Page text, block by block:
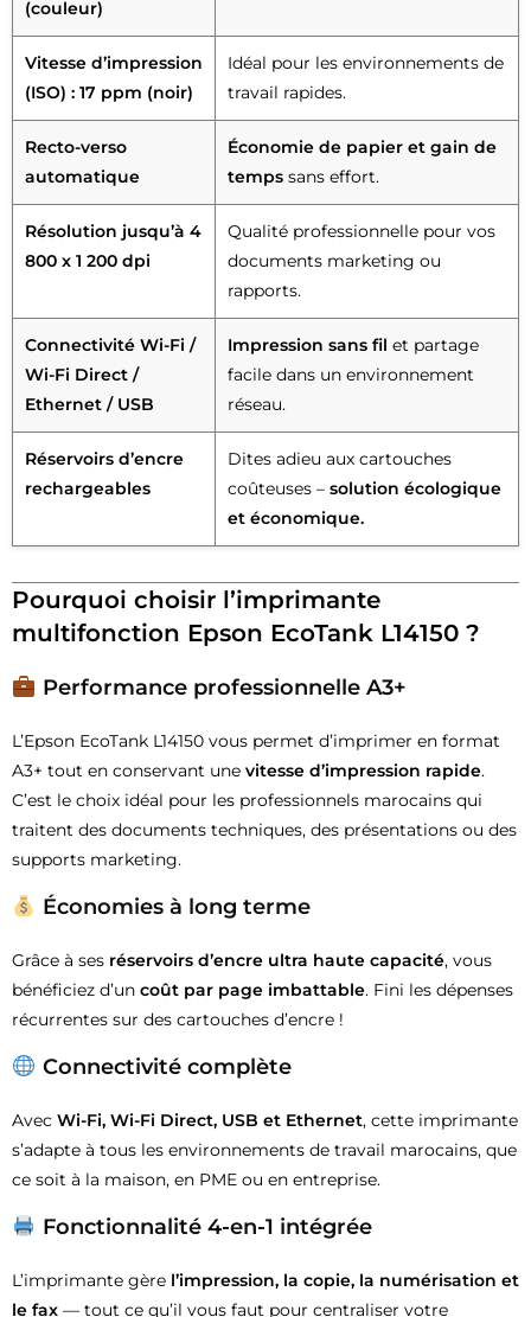
(couleur)
Vitesse d’impression
(ISO) : 17 ppm (noir)
Idéal pour les environnements de
travail rapides.
Recto-verso
automatique
Économie de papier et gain de
temps sans effort.
Résolution jusqu’à 4
800 x 1 200 dpi
Qualité professionnelle pour vos
documents marketing ou
rapports.
Connectivité Wi-Fi /
Wi-Fi Direct /
Ethernet / USB
Impression sans fil et partage
facile dans un environnement
réseau.
Réservoirs d’encre
rechargeables
Dites adieu aux cartouches
coûteuses – solution écologique
et économique.
Pourquoi choisir l’imprimante
multifonction Epson EcoTank L14150 ?
Performance professionnelle A3+
L’Epson EcoTank L14150 vous permet d’imprimer en format
A3+ tout en conservant une vitesse d’impression rapide.
C’est le choix idéal pour les professionnels marocains qui
traitent des documents techniques, des présentations ou des
supports marketing.
Économies à long terme
Grâce à ses réservoirs d’encre ultra haute capacité, vous
bénéficiez d’un coût par page imbattable. Fini les dépenses
récurrentes sur des cartouches d’encre !
Connectivité complète
Avec Wi-Fi, Wi-Fi Direct, USB et Ethernet, cette imprimante
s’adapte à tous les environnements de travail marocains, que
ce soit à la maison, en PME ou en entreprise.
Fonctionnalité 4-en-1 intégrée
L’imprimante gère l’impression, la copie, la numérisation et
le fax — tout ce qu’il vous faut pour centraliser votre